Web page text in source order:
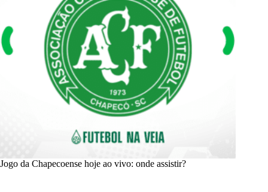
Jogo da Chapecoense hoje ao vivo: onde assistir?